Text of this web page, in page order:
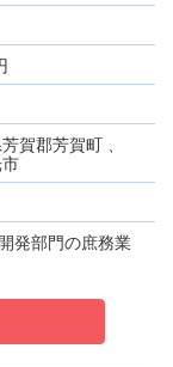
賀郡芳賀町 、
発部門の庶務業